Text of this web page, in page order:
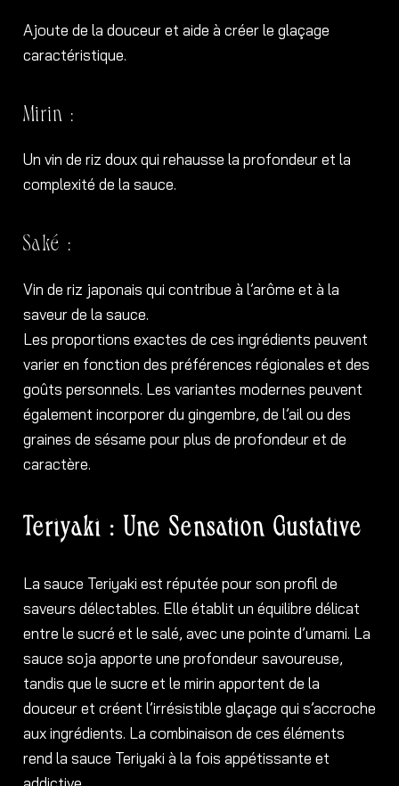
Ajoute de la douceur et aide à créer le glaçage
caractéristique.
Mirin :
Un vin de riz doux qui rehausse la profondeur et la
complexité de la sauce.
Saké :
Vin de riz japonais qui contribue à l’arôme et à la
saveur de la sauce.
Les proportions exactes de ces ingrédients peuvent
varier en fonction des préférences régionales et des
goûts personnels. Les variantes modernes peuvent
également incorporer du gingembre, de l’ail ou des
graines de sésame pour plus de profondeur et de
caractère.
Teriyaki : Une Sensation Gustative
La sauce Teriyaki est réputée pour son profil de
saveurs délectables. Elle établit un équilibre délicat
entre le sucré et le salé, avec une pointe d’umami. La
sauce soja apporte une profondeur savoureuse,
tandis que le sucre et le mirin apportent de la
douceur et créent l’irrésistible glaçage qui s’accroche
aux ingrédients. La combinaison de ces éléments
rend la sauce Teriyaki à la fois appétissante et